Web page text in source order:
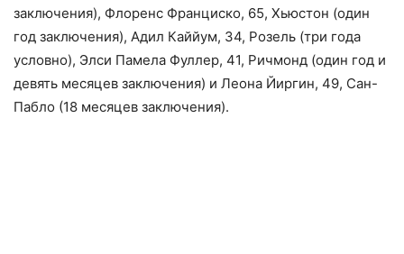
заключения), Флоренс Франциско, 65, Хьюстон (один
год заключения), Адил Каййум, 34, Розель (три года
условно), Элси Памела Фуллер, 41, Ричмонд (один год и
девять месяцев заключения) и Леона Йиргин, 49, Сан-
Пабло (18 месяцев заключения).